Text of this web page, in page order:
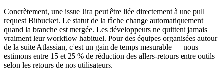
Concrètement, une issue Jira peut être liée directement à une pull
request Bitbucket. Le statut de la tâche change automatiquement
quand la branche est mergée. Les développeurs ne quittent jamais
vraiment leur workflow habituel. Pour des équipes organisées autour
de la suite Atlassian, c’est un gain de temps mesurable — nous
estimons entre 15 et 25 % de réduction des allers-retours entre outils
selon les retours de nos utilisateurs.